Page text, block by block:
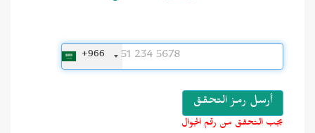
+966
يجب التحقق من رقم الجوال